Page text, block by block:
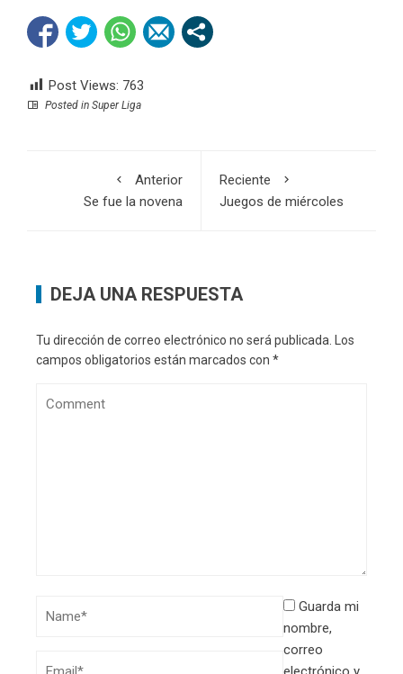
Post Views: 763
Posted in Super Liga
Anterior
Se fue la novena
Reciente
Juegos de miércoles
DEJA UNA RESPUESTA
Tu dirección de correo electrónico no será publicada. Los
campos obligatorios están marcados con *
Guarda mi
nombre,
correo